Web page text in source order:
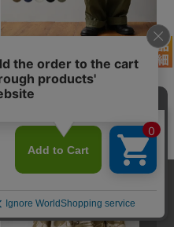
-47 カーゴパンツ 後期型 HBT【WP1026】
【T】【キャンペーン対象外】ミリタリー